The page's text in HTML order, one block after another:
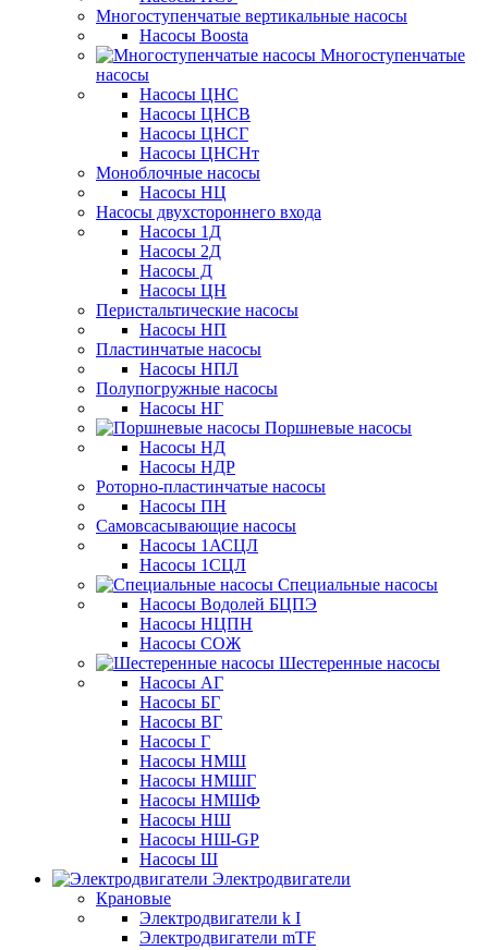
Многоступенчатые вертикальные насосы
Насосы Boosta
Многоступенчатые
насосы
Насосы ЦНС
Насосы ЦНСВ
Насосы ЦНСГ
Насосы ЦНСНт
Моноблочные насосы
Насосы НЦ
Насосы двухстороннего входа
Насосы 1Д
Насосы 2Д
Насосы Д
Насосы ЦН
Перистальтические насосы
Насосы НП
Пластинчатые насосы
Насосы НПЛ
Полупогружные насосы
Насосы НГ
Поршневые насосы
Насосы НД
Насосы НДР
Роторно-пластинчатые насосы
Насосы ПН
Самовсасывающие насосы
Насосы 1АСЦЛ
Насосы 1СЦЛ
Специальные насосы
Насосы Водолей БЦПЭ
Насосы НЦПН
Насосы СОЖ
Шестеренные насосы
Насосы АГ
Насосы БГ
Насосы ВГ
Насосы Г
Насосы НМШ
Насосы НМШГ
Насосы НМШФ
Насосы НШ
Насосы НШ-GP
Насосы Ш
Электродвигатели
Крановые
Электродвигатели k I
Электродвигатели mTF